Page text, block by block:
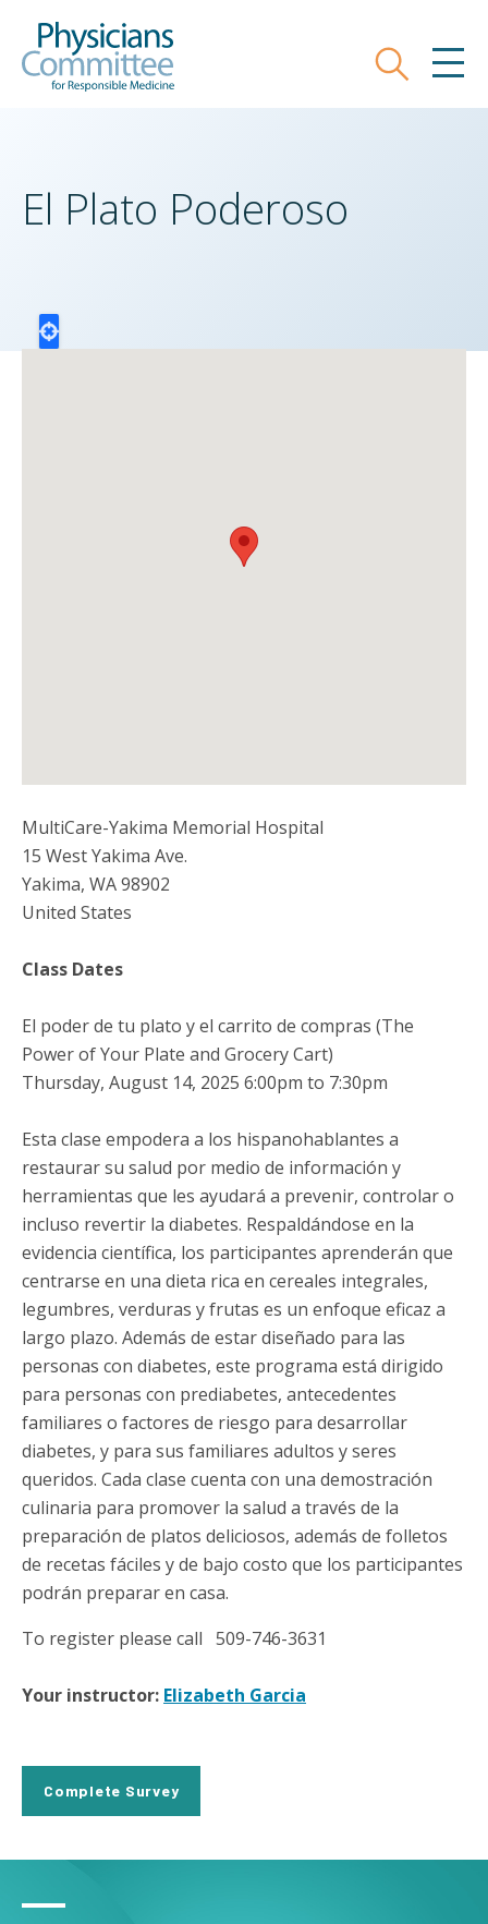
main
Search
El Plato Poderoso
MultiCare-Yakima Memorial Hospital
15 West Yakima Ave.
Yakima, WA98902
United States
Class Dates
El poder de tu plato y el carrito de compras (The
Power of Your Plate and Grocery Cart)
Thursday, August 14, 2025 6:00pm to 7:30pm
Esta clase empodera a los hispanohablantes a
restaurar su salud por medio de información y
herramientas que les ayudará a prevenir, controlar o
incluso revertir la diabetes. Respaldándose en la
evidencia científica, los participantes aprenderán que
centrarse en una dieta rica en cereales integrales,
legumbres, verduras y frutas es un enfoque eficaz a
largo plazo. Además de estar diseñado para las
personas con diabetes, este programa está dirigido
para personas con prediabetes, antecedentes
familiares o factores de riesgo para desarrollar
diabetes, y para sus familiares adultos y seres
queridos. Cada clase cuenta con una demostración
culinaria para promover la salud a través de la
preparación de platos deliciosos, además de folletos
de recetas fáciles y de bajo costo que los participantes
podrán preparar en casa.
To register please call 509-746-3631
Your instructor: Elizabeth Garcia
Complete Survey